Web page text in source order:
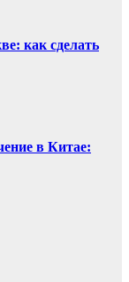
как сделать
в Китае: